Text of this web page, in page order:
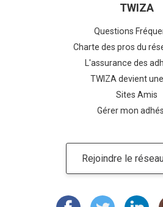
TWIZA
Questions
Charte des pros du
L'assurance des
TWIZA devient
Sites Amis
Gérer mon
Rejoindre le